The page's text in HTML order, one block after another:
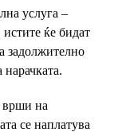
услуга –
ќе бидат
задолжително
нарачката.
врши на
се наплатува